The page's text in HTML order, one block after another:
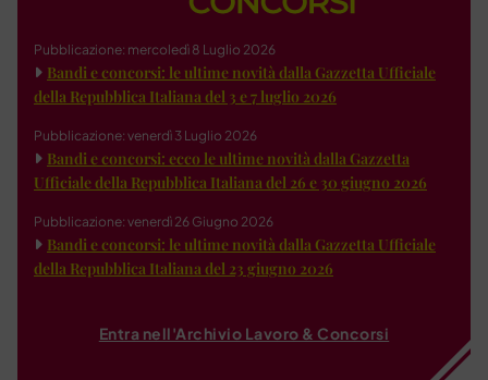
Pubblicazione: mercoledì 8 Luglio 2026
Bandi e concorsi: le ultime novità dalla Gazzetta Ufficiale
della Repubblica Italiana del 3 e 7 luglio 2026
Pubblicazione: venerdì 3 Luglio 2026
Bandi e concorsi: ecco le ultime novità dalla Gazzetta
Ufficiale della Repubblica Italiana del 26 e 30 giugno 2026
Pubblicazione: venerdì 26 Giugno 2026
Bandi e concorsi: le ultime novità dalla Gazzetta Ufficiale
della Repubblica Italiana del 23 giugno 2026
Entra nell'Archivio Lavoro & Concorsi